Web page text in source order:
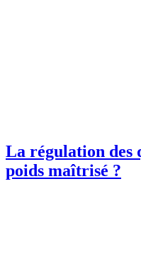
La régulation des
poids maîtrisé ?